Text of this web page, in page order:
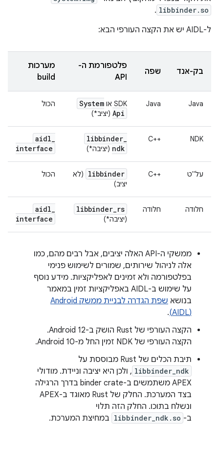
libbinder.so
.
ל-AIDL יש את הקצה העורפי הבא:
בק-אנד שפה
פלטפורמת ה-
API
מערכות
build
Java
Java SDK או
System
Api (יציב*)
הכול
NDK
C++‎
libbinder_
ndk (יציבה*)
aidl_
interface
על"ט C++‎
libbinder
(לא
יציב)
הכול
חלודה חלודה libbinder_rs
(יציבה*)
aidl_
interface
ממשקי ה-API האלה יציבים, אבל רבים מהם, כמו
אלה לניהול שירותים, שמורים לשימוש פנימי
בפלטפורמה ולא זמינים לאפליקציות. מידע נוסף
על שימוש ב-AIDL באפליקציות זמין במאמר
בנושא
(AIDL)
.
הקצה העורפי של Rust הושק ב-Android 12.
הקצה העורפי של NDK זמין החל מ-Android 10.
תיבת הכלים של Rust מבוססת על
libbinder_ndk , ולכן היא יציבה וניידת. מודולי
APEX משתמשים ב-binder crate בדרך הרגילה
בצד המערכת. החלק של Rust מאוגד ב-APEX
ונשלח בתוכו. החלק הזה תלוי
ב- libbinder_ndk.so במחיצת המערכת.